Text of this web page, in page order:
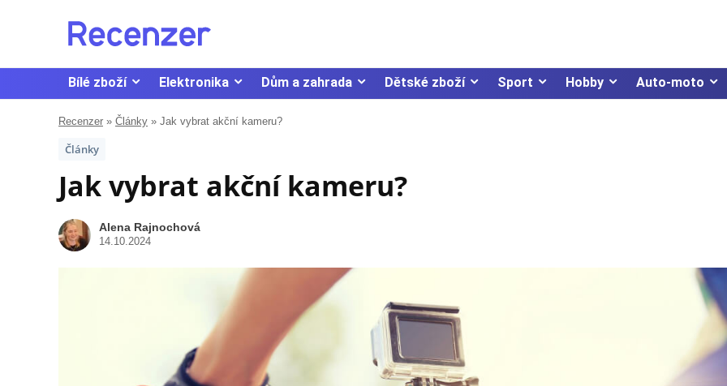
Bílé zboží Elektronika Dům a zahrada Dětské zboží Sport Hobby Auto-moto
Recenzer » Články » Jak vybrat akční kameru?
Články
Jak vybrat akční kameru?
Alena Rajnochová
14.10.2024